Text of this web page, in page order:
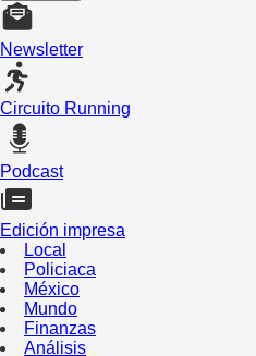
Newsletter
Circuito Running
Podcast
Edición impresa
Local
Policiaca
México
Mundo
Finanzas
Análisis